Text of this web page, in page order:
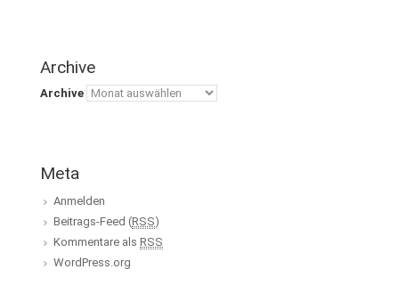
Archive
Archive
Meta
Anmelden
Beitrags-Feed (RSS)
Kommentare als RSS
WordPress.org